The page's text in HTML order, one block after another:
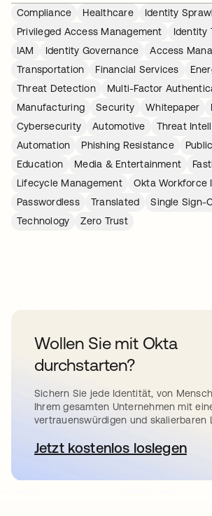
Compliance
Healthcare
Identity Sprawl
Privileged Access Management
Identity
IAM
Identity Governance
Access
Transportation
Financial Services
Threat Detection
Multi-Factor
Manufacturing
Security Whitepaper
Cybersecurity
Automotive
Threat
Automation
Phishing Resistance
Education
Media & Entertainment
Lifecycle Management
Okta Workforce
Passwordless
Translated Single Sign-
Technology
Zero Trust
Wollen Sie mit Okta
durchstarten?
Sichern Sie jede Identität, von
Ihrem gesamten Unternehmen mit
vertrauenswürdigen und skalierbaren
Jetzt kostenlos loslegen
wird in einer